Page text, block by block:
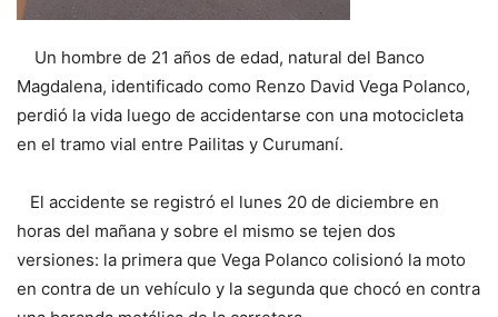
Un hombre de 21 años de edad, natural del Banco
Magdalena, identificado como Renzo David Vega Polanco,
perdió la vida luego de accidentarse con una motocicleta
en el tramo vial entre Pailitas y Curumaní.
El accidente se registró el lunes 20 de diciembre en
horas del mañana y sobre el mismo se tejen dos
versiones: la primera que Vega Polanco colisionó la moto
en contra de un vehículo y la segunda que chocó en contra